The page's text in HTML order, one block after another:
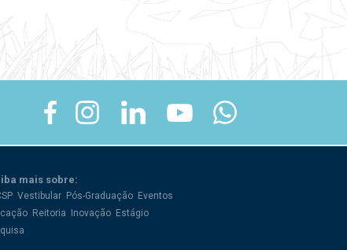
mais sobre:
Vestibular Pós-Graduação Eventos
Reitoria Inovação Estágio